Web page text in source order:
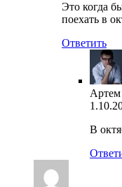
Это когда
поехать в
Ответить
В